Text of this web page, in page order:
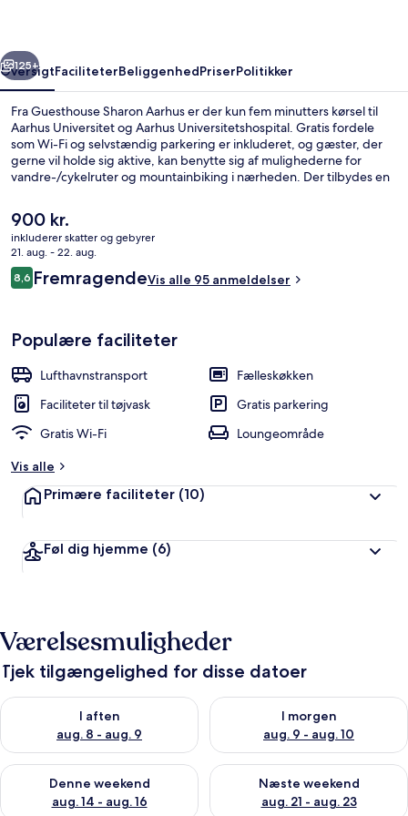
Næste
125+
OversigtFaciliteterBeliggenhedPriserPolitikker
Fra Guesthouse Sharon Aarhus er der kun fem minutters kørsel til
Aarhus Universitet og Aarhus Universitetshospital. Gratis fordele
som Wi-Fi og selvstændig parkering er inkluderet, og gæster, der
gerne vil holde sig aktive, kan benytte sig af mulighederne for
vandre-/cykelruter og mountainbiking i nærheden. Der tilbydes en
køleskab og mikrobølgeovn.
Den
nuværende
pris
er
900 kr.
900 kr.
inkluderer skatter og gebyrer
21. aug. - 22. aug.
Anmeldelser
8,68,6 ud af 10.
FremragendeVis alle 95 anmeldelser
Populære faciliteter
Lufthavnstransport
Fælleskøkken
Faciliteter til tøjvask
Gratis parkering
Gratis Wi-Fi
Loungeområde
Vis alle
Primære faciliteter (10)
Føl dig hjemme (6)
Værelsesmuligheder
Tjek tilgængelighed for disse datoer
I aften
aug. 8 - aug. 9
Tjek tilgængelighed for i aften aug. 8 - aug. 9
I morgen
aug. 9 - aug. 10
Tjek tilgængelighed for i
Denne weekend
aug. 14 - aug. 16
Tjek tilgængelighed for denne weekend aug. 14 - aug. 16
Næste weekend
aug. 21 - aug. 23
Tjek tilgængelighed for næste